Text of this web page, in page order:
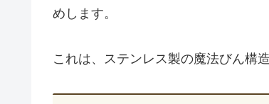
めします。
これは、ステンレス製の魔法びん構